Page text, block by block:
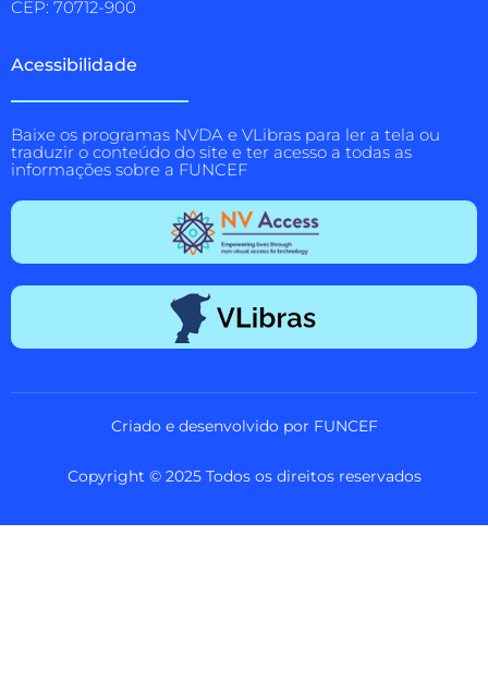
CEP: 70712-900
Acessibilidade
Baixe os programas NVDA e VLibras para ler a tela ou
traduzir o conteúdo do site e ter acesso a todas as
informações sobre a FUNCEF
Criado e desenvolvido por FUNCEF
Copyright © 2025 Todos os direitos reservados